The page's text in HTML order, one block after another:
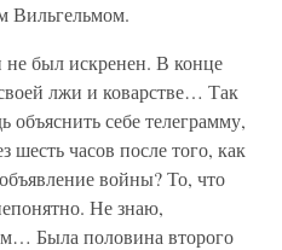
Вильгельмом.
был искренен. В конце
лжи и коварстве… Так
себе телеграмму,
шесть часов после того, как
войны? То, что
Не знаю,
Была половина второго